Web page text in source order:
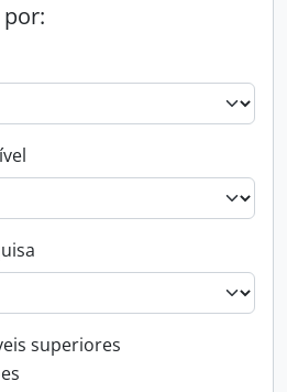
de nível superior
superiores